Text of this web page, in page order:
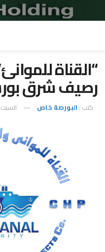
رصيف شرق
كتب : البورصة خاص السبت 7 يناير 2017